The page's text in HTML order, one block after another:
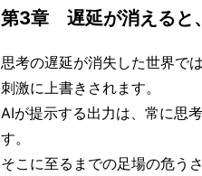
第3章 遅延が消えると
思考の遅延が消失した世界で
刺激に上書きされます。
AIが提示する出力は、常に思
す。
そこに至るまでの足場の危う